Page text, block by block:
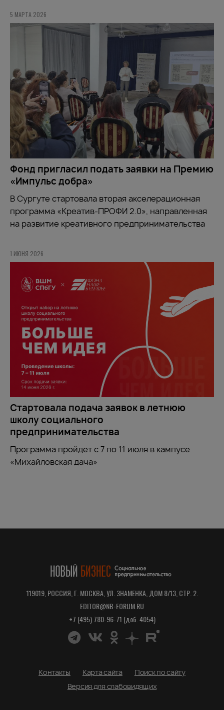
5 МАРТА 2026
Фонд пригласил подать заявки на Премию
«Импульс добра»
В Сургуте стартовала вторая акселерационная
программа «Креатив-ПРОФИ 2.0», направленная
на развитие креативного предпринимательства
1 ИЮНЯ 2026
Стартовала подача заявок в летнюю
школу социального
предпринимательства
Программа пройдет с 7 по 11 июля в кампусе
«Михайловская дача»
119019, РОССИЯ, Г. МОСКВА, УЛ. ЗНАМЕНКА, ДОМ 8/13, СТР. 2.
EDITOR@NB-FORUM.RU
+7 (495) 780-96-71 (доб. 4054)
Контакты Карта сайта
Поиск по сайту
Версия для слабовидящих